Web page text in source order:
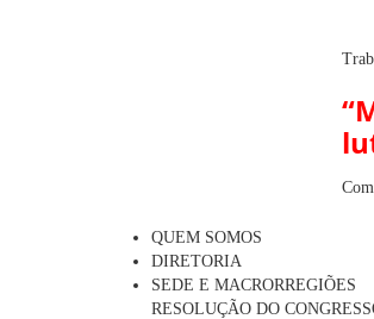
QUEM SOMOS
DIRETORIA
SEDE E MACRORREGIÕES
RESOLUÇÃO DO